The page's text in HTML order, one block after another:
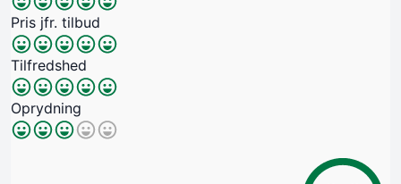
Pris jfr. tilbud
Tilfredshed
Oprydning